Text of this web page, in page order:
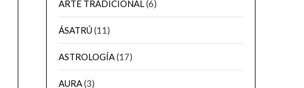
ARTE TRADICIONAL(6)
ÁSATRÚ(11)
ASTROLOGÍA(17)
AURA(3)